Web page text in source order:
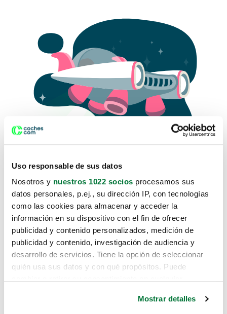
Uso responsable de sus datos
Nosotros y nuestros 1022 socios procesamos sus
datos personales, p.ej., su dirección IP, con tecnologías
como las cookies para almacenar y acceder la
información en su dispositivo con el fin de ofrecer
publicidad y contenido personalizados, medición de
publicidad y contenido, investigación de audiencia y
desarrollo de servicios. Tiene la opción de seleccionar
quién usa sus datos y con qué propósitos. Puede
Mostrar detalles
Lo sentimos, no sabemos como
te hemos traido hasta aquí.
Pero puedes encontrar el coche que estás
buscando en alguno de estos enlaces: